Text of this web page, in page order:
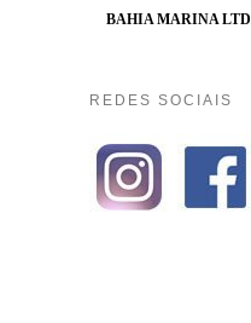
BAHIA MARINA
REDES SOCIAIS